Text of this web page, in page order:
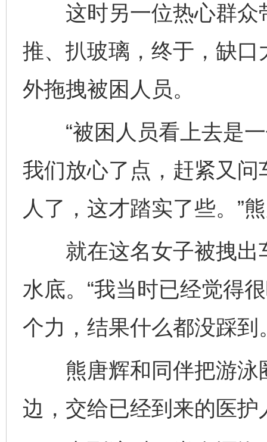
这时另一位热心群众
推、扒玻璃，终于，缺
外拖拽被困人员。
“被困人员看上去是一
我们放心了点，赶紧又
人了，这才踏实了些。”
就在这名女子被拽出
水底。“我当时已经觉得
个力，结果什么都没踩到
熊唐辉和同伴把游泳
边，交给已经到来的医